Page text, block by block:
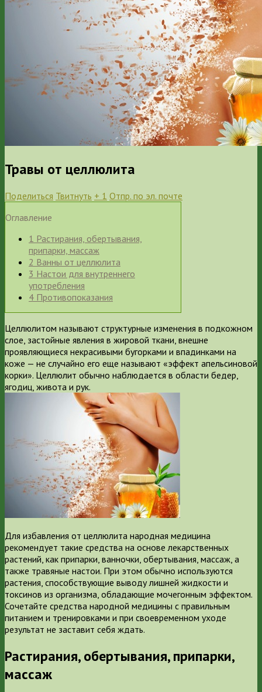
Травы от целлюлита
Поделиться Твитнуть + 1 Отпр. по эл. почте
Оглавление
1 Растирания, обертывания,
припарки, массаж
2 Ванны от целлюлита
3 Настои для внутреннего
употребления
4 Противопоказания
Целлюлитом называют структурные изменения в подкожном
слое, застойные явления в жировой ткани, внешне
проявляющиеся некрасивыми бугорками и впадинками на
коже — не случайно его еще называют «эффект апельсиновой
корки». Целлюлит обычно наблюдается в области бедер,
ягодиц, живота и рук.
Для избавления от целлюлита народная медицина
рекомендует такие средства на основе лекарственных
растений, как припарки, ванночки, обертывания, массаж, а
также травяные настои. При этом обычно используются
растения, способствующие выводу лишней жидкости и
токсинов из организма, обладающие мочегонным эффектом.
Сочетайте средства народной медицины с правильным
питанием и тренировками и при своевременном уходе
результат не заставит себя ждать.
Растирания, обертывания, припарки,
массаж